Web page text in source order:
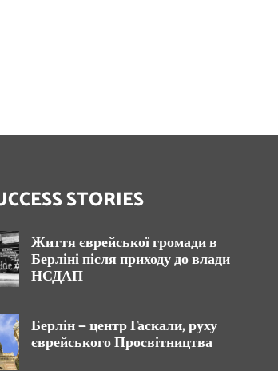
STORIES
Життя єврейської громади в
Берліні після приходу до влади
НСДАП
Берлін — центр Гаскали, руху
єврейського Просвітництва